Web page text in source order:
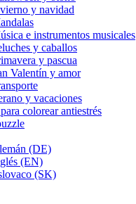
y navidad
e instrumentos musicales
y caballos
y pascua
Valentín y amor
y vacaciones
colorear antiestrés
(DE)
(EN)
(SK)